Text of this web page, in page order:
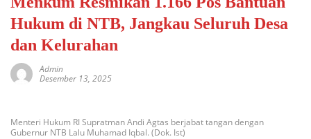
Hukum di NTB, Jangkau Seluruh Desa
dan Kelurahan
Admin
Desember 13, 2025
Menteri Hukum RI Supratman Andi Agtas berjabat tangan dengan
Gubernur NTB Lalu Muhamad Iqbal. (Dok. Ist)